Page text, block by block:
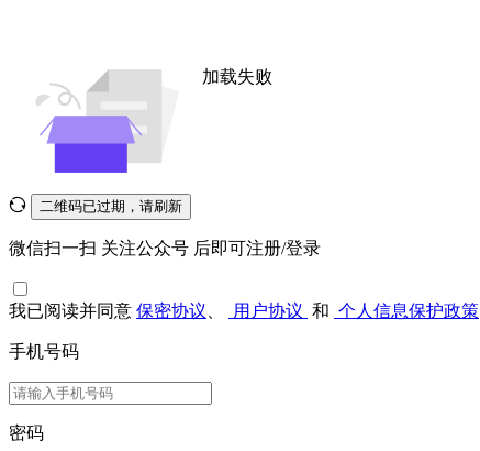
加载失败
二维码已过期，请刷新
微信扫一扫 关注公众号 后即可注册/登录
我已阅读并同意 保密协议 用户协议 和 个人信息保护政策
手机号码
密码